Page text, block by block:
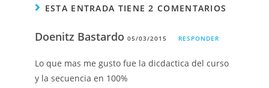
ESTA ENTRADA TIENE 2 COMENTARIOS
Doenitz Bastardo05/03/2015 RESPONDER
Lo que mas me gusto fue la dicdactica del curso
y la secuencia en 100%